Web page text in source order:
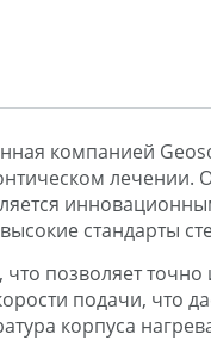
компанией
стандарты
позволяет точно
подачи, что
корпуса